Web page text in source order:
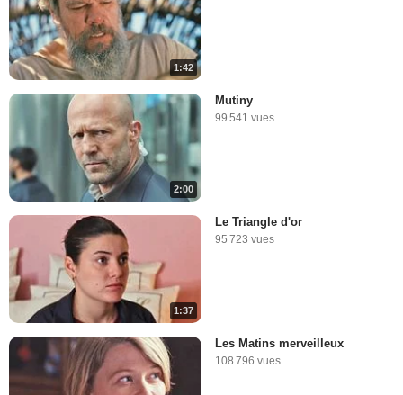
1:42
2:00
Mutiny
99 541 vues
1:37
Le Triangle d'or
95 723 vues
Les Matins merveilleux
108 796 vues